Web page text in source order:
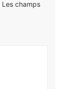
Les champs